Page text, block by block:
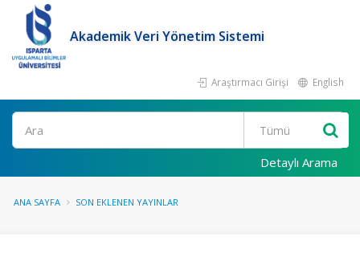
Akademik Veri Yönetim Sistemi
Araştırmacı Girişi English
Ara
Detaylı Arama
ANA SAYFA SON EKLENEN YAYINLAR